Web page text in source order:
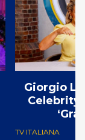
Giorgio
Celebrity
TV ITALIANA